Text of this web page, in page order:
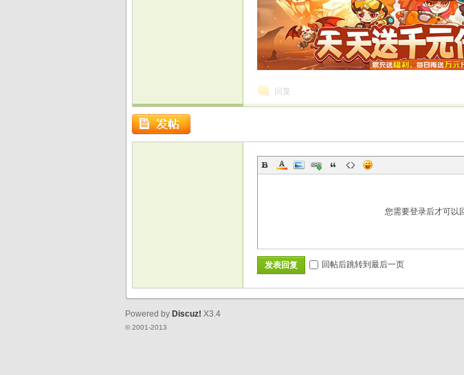
回复
您需要登录后才可以
发表回复 回帖后跳转到最后一页
Powered by Discuz! X3.4
© 2001-2013